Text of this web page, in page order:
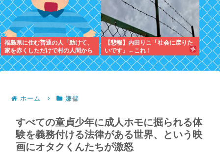
福島県に住む普通の人「助けて、
家を赤くしただけで村の人間から
宗教施設だと通報が殺到して困っ
てるの！」
【悲報】内田りこ「社会に戻りた
いです」←これ！
ホーム 嫌儲
すべての童貞少年に成人ホモに掘られる体
験を義務付ける法律がある世界、という映
画にオタクくんたちが激怒